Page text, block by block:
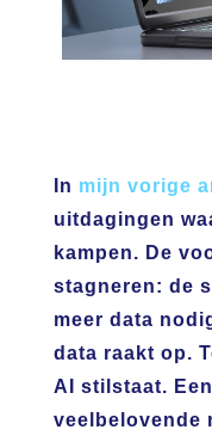
In mijn vorige
uitdagingen
kampen. De
stagneren: de
meer data
data raakt op.
AI stilstaat.
veelbelovende